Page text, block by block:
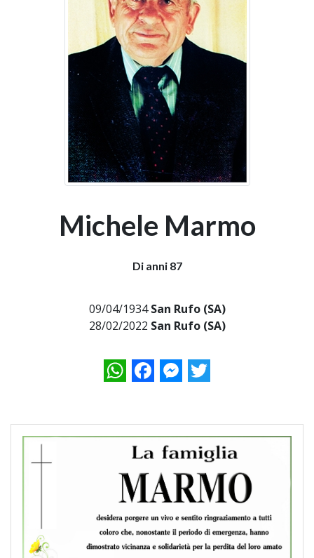
Michele Marmo
Di anni 87
09/04/1934San Rufo (SA)
28/02/2022 San Rufo (SA)
WhatsAppFacebookMessenger
Twitter